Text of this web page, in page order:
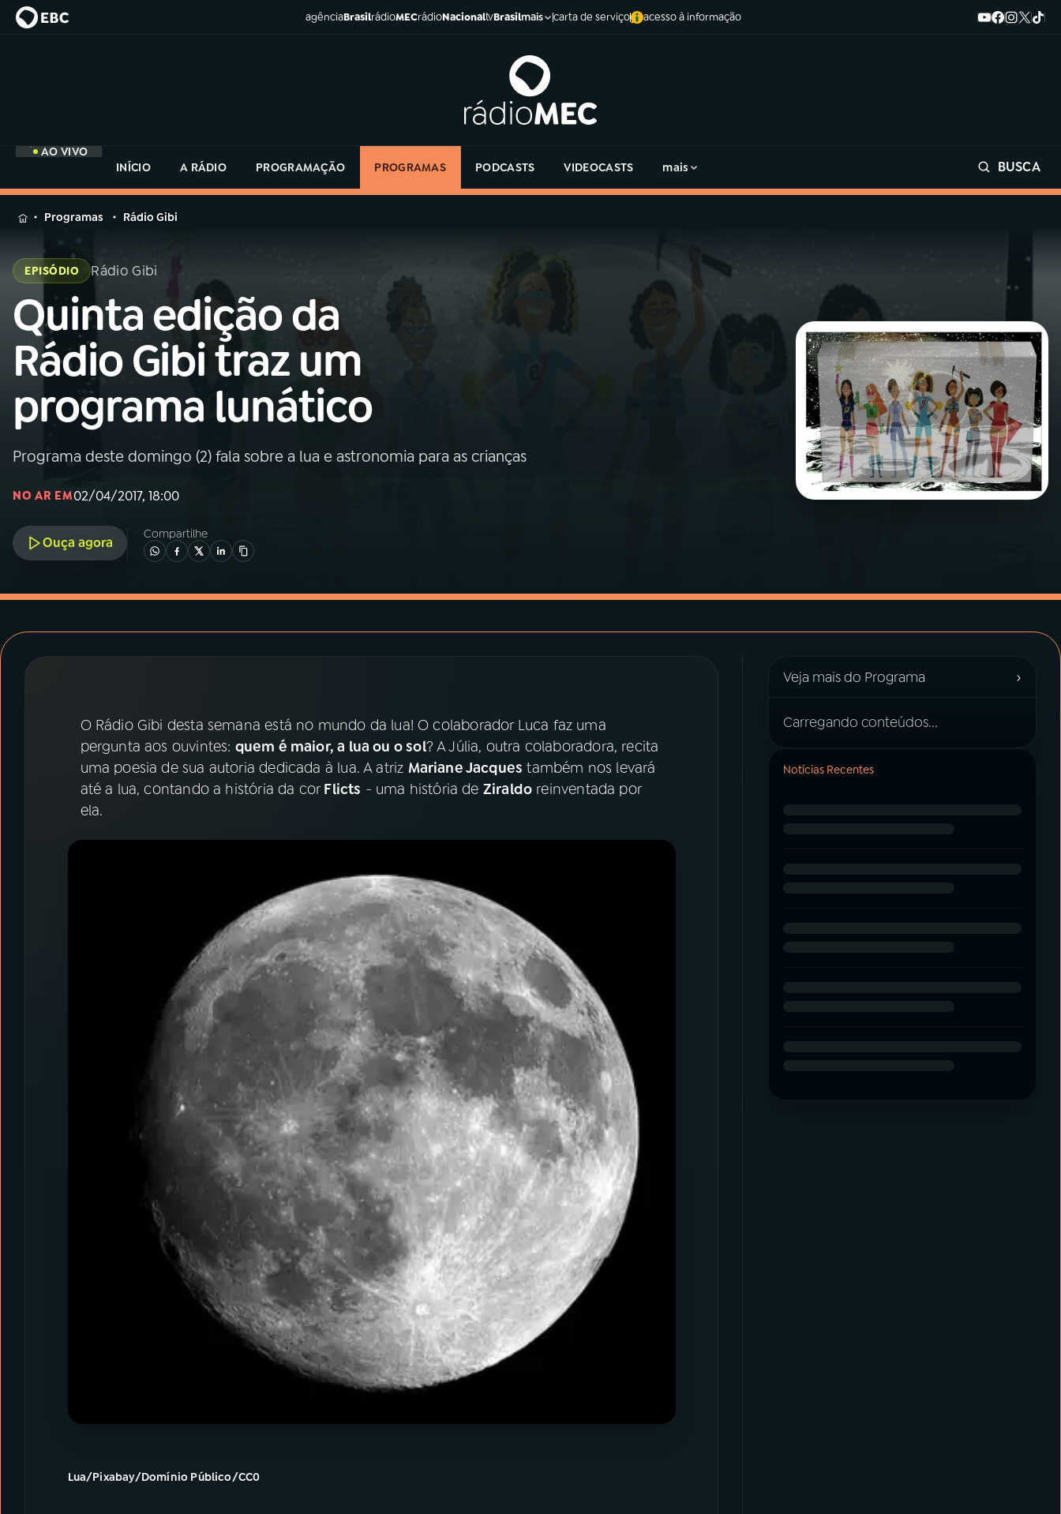
agênciaBrasilrádioMECrádioNacionaltvBrasilmais carta de serviço acesso à informação
AO VIVO
INÍCIO
A RÁDIO PROGRAMAÇÃO PROGRAMAS PODCASTS VIDEOCASTS mais BUSCA
MENU
Buscar
na
Rádio
MEC
Início AO VIVO
01INÍCIO
A RÁDIO
03PROGRAMAÇÃO
PROGRAMAS
PRÊMIO RÁDIO MEC
ACOMPANHE A RÁDIO MEC
YouTube
na
Rádio
Programas Rádio Gibi
EPISÓDIO Rádio Gibi
Quinta edição da
Rádio Gibi traz um
programa lunático
Programa deste domingo (2) fala sobre a lua e astronomia para as crianças
NO AR EM02/04/2017, 18:00
Ouça agora
Compartilhe
O Rádio Gibi desta semana está no mundo da lua! O colaborador Luca faz uma
pergunta aos ouvintes: quem é maior, a lua ou o sol? A Júlia, outra colaboradora, recita
uma poesia de sua autoria dedicada à lua. A atriz Mariane Jacques também nos levará
até a lua, contando a história da cor Flicts - uma história de Ziraldo reinventada por
ela.
Lua/Pixabay/Domínio Público/CC0
Veja mais do Programa ›
Carregando conteúdos...
Notícias Recentes